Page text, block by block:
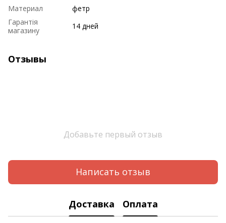
Материал
фетр
Гарантія
магазину
14 дней
Отзывы
Добавьте первый отзыв
Написать отзыв
Доставка Оплата